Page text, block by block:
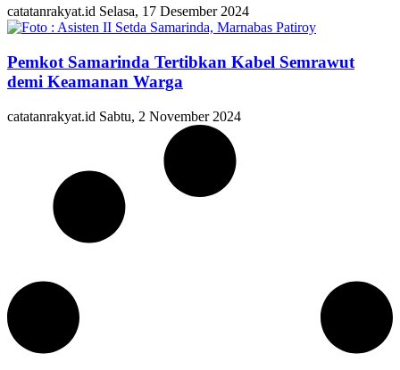
catatanrakyat.id Selasa, 17 Desember 2024
Pemkot Samarinda Tertibkan Kabel Semrawut
demi Keamanan Warga
catatanrakyat.id Sabtu, 2 November 2024